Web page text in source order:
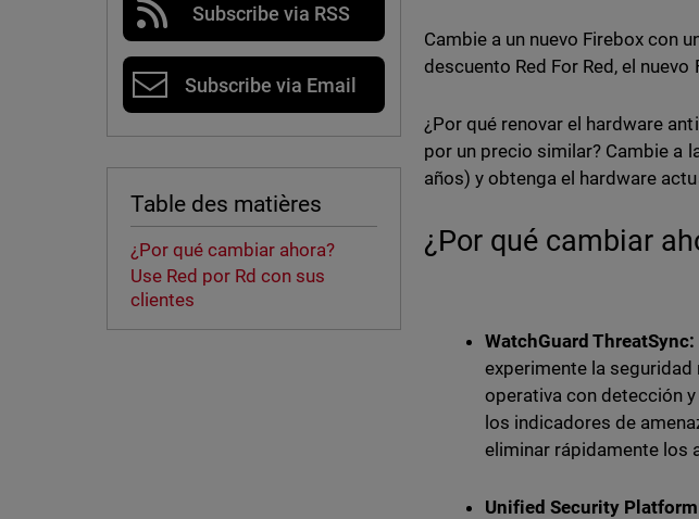
Subscribe via RSS
Subscribe via Email
Table des matières
¿Por qué cambiar ahora?
Use Red por Rd con sus
clientes
Cambie a un nuevo Firebox con
descuento Red For Red, el
¿Por qué renovar el hardware
por un precio similar? Cambie a
años) y obtenga el hardware
¿Por qué cambiar
WatchGuard ThreatSync:
experimente la
operativa con detección
los indicadores de
eliminar rápidamente los
Unified Security